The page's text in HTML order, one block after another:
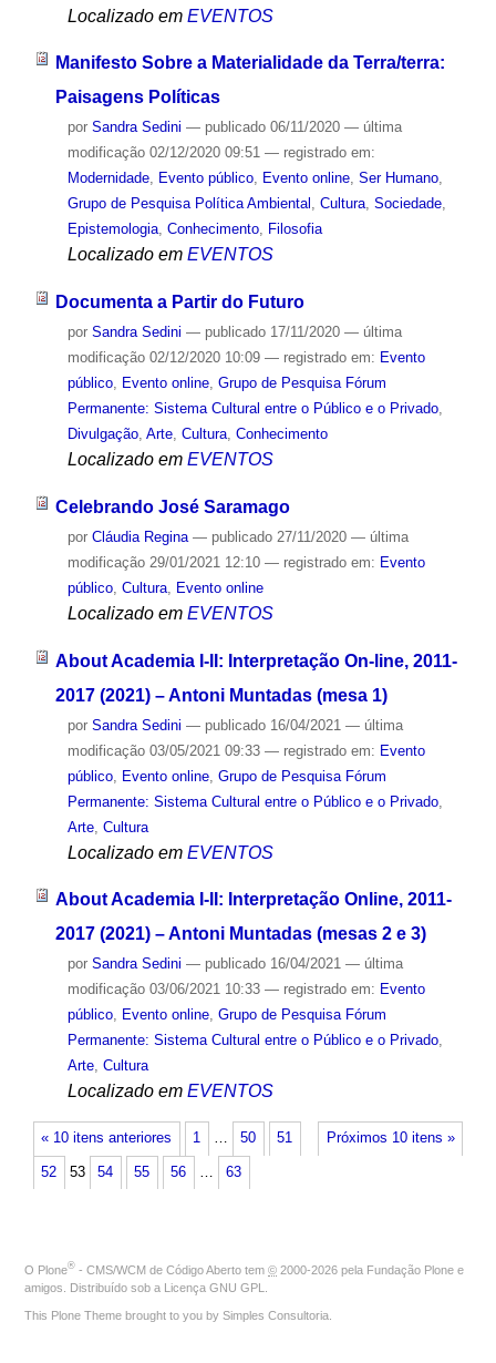
Localizado em EVENTOS
Manifesto Sobre a Materialidade da Terra/terra:
Paisagens Políticas
por Sandra Sedini — publicado06/11/2020 — última
modificação02/12/2020 09:51 — registrado em:
Modernidade, Evento público, Evento online, Ser Humano,
Grupo de Pesquisa Política Ambiental , Cultura, Sociedade,
Epistemologia, Conhecimento, Filosofia
Localizado em EVENTOS
Documenta a Partir do Futuro
por Sandra Sedini — publicado17/11/2020 — última
modificação02/12/2020 10:09 — registrado em: Evento
público, Evento online, Grupo de Pesquisa Fórum
Permanente: Sistema Cultural entre o Público e o Privado,
Divulgação, Arte, Cultura, Conhecimento
Localizado em EVENTOS
Celebrando José Saramago
por Cláudia Regina — publicado27/11/2020 — última
modificação29/01/2021 12:10 — registrado em: Evento
público, Cultura, Evento online
Localizado em EVENTOS
About Academia I-II: Interpretação On-line, 2011-
2017 (2021) – Antoni Muntadas (mesa 1)
por Sandra Sedini — publicado16/04/2021 — última
modificação03/05/2021 09:33 — registrado em: Evento
público, Evento online, Grupo de Pesquisa Fórum
Permanente: Sistema Cultural entre o Público e o Privado,
Arte, Cultura
Localizado em EVENTOS
About Academia I-II: Interpretação Online, 2011-
2017 (2021) – Antoni Muntadas (mesas 2 e 3)
por Sandra Sedini — publicado16/04/2021 — última
modificação03/06/2021 10:33 — registrado em: Evento
público, Evento online, Grupo de Pesquisa Fórum
Permanente: Sistema Cultural entre o Público e o Privado,
Arte, Cultura
Localizado em EVENTOS
« 10 itens anteriores Próximos 10 itens »
1 … 50 51
52 53 54 55 56 … 63
O Plone® - CMS/WCM de Código Aberto tem © 2000-2026 pela Fundação Plone e
amigos. Distribuído sob a Licença GNU GPL
This Plone Theme brought to you by Simples Consultoria